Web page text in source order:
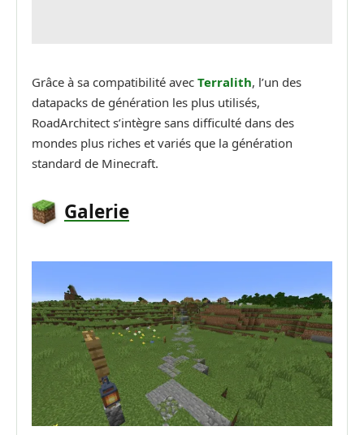
Grâce à sa compatibilité avec Terralith, l’un des
datapacks de génération les plus utilisés,
RoadArchitect s’intègre sans difficulté dans des
mondes plus riches et variés que la génération
standard de Minecraft.
Galerie